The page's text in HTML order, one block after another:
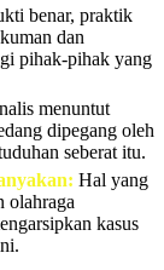
benar, praktik
dan
pihak-pihak yang
menuntut
dipegang oleh
seberat itu.
Hal yang
olahraga
kasus